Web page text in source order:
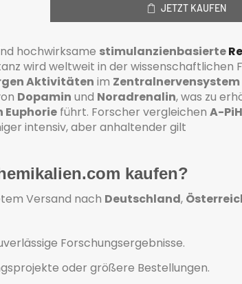
JETZT KAUFEN
hochwirksame stimulanzienbasierte
wird weltweit in der wissenschaftlichen
Aktivitäten im Zentralnervensystem
Dopamin und Noradrenalin, was zu
Euphorie führt. Forscher vergleichen A-
intensiv, aber anhaltender gilt​
kaufen?
Versand nach Deutschland,
Forschungsergebnisse.
oder größere Bestellungen.